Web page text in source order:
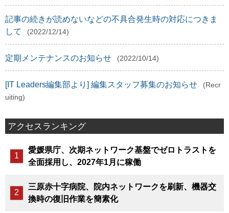
記事の続きが読めないなどの不具合発生時の対応につきま
して
(2022/12/14)
定期メンテナンスのお知らせ (2022/10/14)
[IT Leaders編集部より] 編集スタッフ募集のお知らせ
(Recr
uiting)
アクセスランキング
愛媛県庁、次期ネットワーク基盤でゼロトラストを
全面採用し、2027年1月に稼働
三原赤十字病院、院内ネットワークを刷新、機器交
換時の復旧作業を簡素化